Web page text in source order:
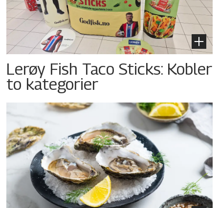
Lerøy Fish Taco Sticks: Kobler
to kategorier